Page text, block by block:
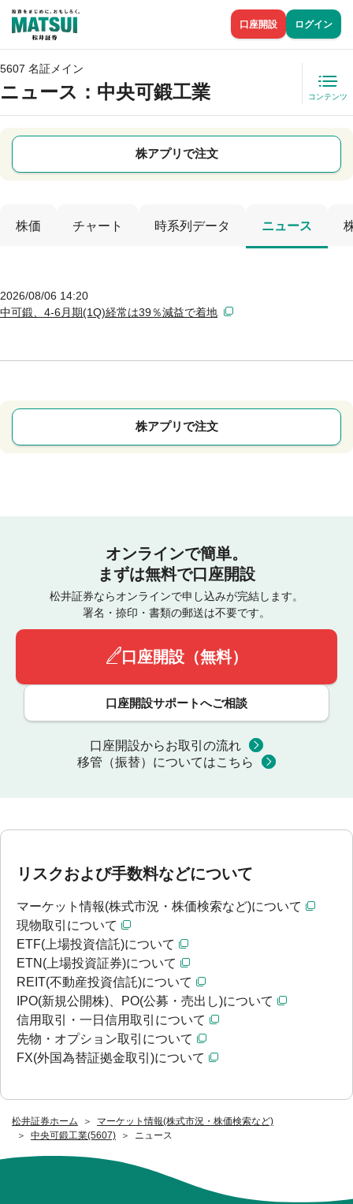
口座開設 ログイン
松井証券ホーム
マーケット情報(株式市況・株価検索など)
中央可鍛工業(5607)
ニュース
5607 名証メイン
ニュース ：中央可鍛工業 コンテンツ
株アプリで注文
株価 チャート 時系列データ ニュース
2026/08/06 14:20
中可鍛、4-6月期(1Q)経常は39％減益で着地
株アプリで注文
オンラインで簡単。
まずは無料で口座開設
松井証券ならオンラインで申し込みが完結します。
署名・捺印・書類の郵送は不要です。
口座開設（無料）
口座開設サポートへご相談
口座開設からお取引の流れ
移管（振替）についてはこちら
リスクおよび手数料などについて
マーケット情報(株式市況・株価検索など)について
現物取引について
ETF(上場投資信託)について
ETN(上場投資証券)について
REIT(不動産投資信託)について
IPO(新規公開株)、PO(公募・売出し)について
信用取引・一日信用取引について
先物・オプション取引について
FX(外国為替証拠金取引)について